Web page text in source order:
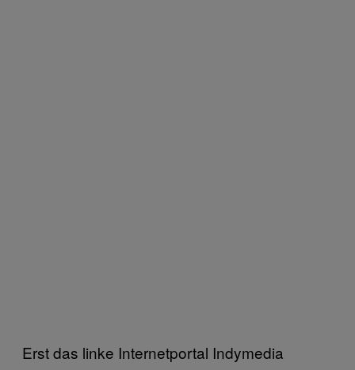
Erst das linke Internetportal Indymedia